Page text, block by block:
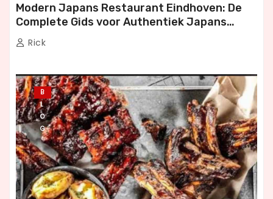
i
e
r
i
n
g
Modern Japans Restaurant Eindhoven: De
Complete Gids voor Authentiek Japans
Dineren
Rick
B
L
O
G